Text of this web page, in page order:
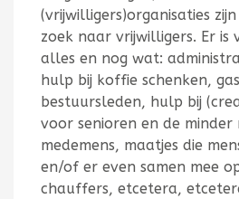
(vrijwilligers)organisaties
zoek naar vrijwilligers. Er is
alles en nog wat:
hulp bij koffie schenken,
bestuursleden, hulp bij
voor senioren en de minder
medemens, maatjes die
en/of er even samen mee
chauffers, etcetera,